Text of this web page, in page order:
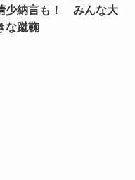
少納言も！ みんな大
な蹴鞠